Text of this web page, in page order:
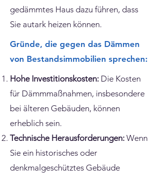
gedämmtes Haus dazu führen, dass
Sie autark heizen können.​​​​
Gründe, die gegen das Dämmen
von Bestandsimmobilien sprechen:
Hohe Investitionskosten: Die Kosten
für Dämmmaßnahmen, insbesondere
bei älteren Gebäuden, können
erheblich sein.​
Technische Herausforderungen: Wenn
Sie ein historisches oder
denkmalgeschütztes Gebäude